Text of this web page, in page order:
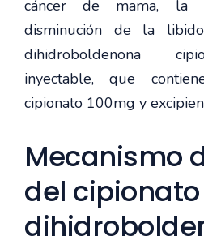
cáncer de mama, la
disminución de la
dihidroboldenona
inyectable, que
cipionato 100mg y
Mecanismo
del